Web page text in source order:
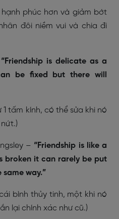
phúc hơn và giảm bớt
đôi niềm vui và chia đi
“Friendship is delicate as a
be fixed but there will
tấm kính, có thể sửa khi nó
– “Friendship is like a
broken it can rarely be put
way.”
bình thủy tinh, một khi nó
lại chính xác như cũ.)